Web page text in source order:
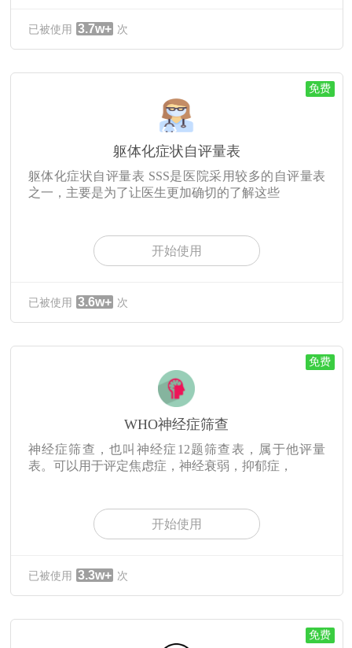
已被使用 3.7w+ 次
免费
躯体化症状自评量表
躯体化症状自评量表 SSS是医院采用较多的自评量表
之一，主要是为了让医生更加确切的了解这些
开始使用
已被使用 3.6w+ 次
免费
WHO神经症筛查
神经症筛查，也叫神经症12题筛查表，属于他评量
表。可以用于评定焦虑症，神经衰弱，抑郁症，
开始使用
已被使用 3.3w+ 次
免费